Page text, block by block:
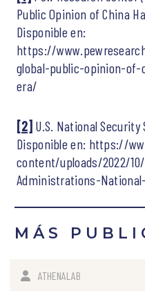
Public Opinion of China
Disponible en:
https://
global-public-opinion-
era/
[2] U.S. National
Disponible en: https://
content/uploads/2022/
Administrations-
MÁS
ATHENALAB